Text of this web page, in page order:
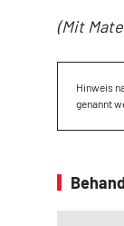
(Mit
Hinweis
genannt